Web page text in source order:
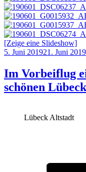
[Zeige eine Slideshow]
5. Juni 201921. Juni 2019
Im Vorbeiflug
schönen
Lübeck Altstadt